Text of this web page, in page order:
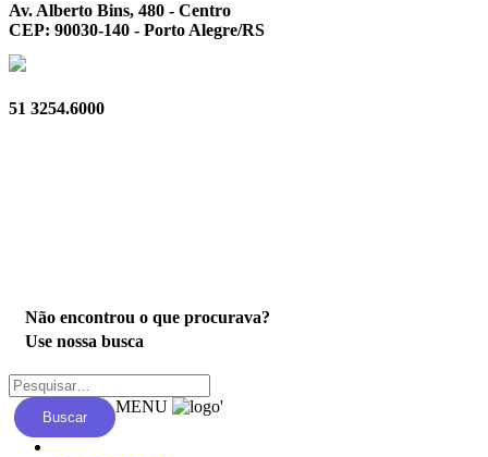
Av. Alberto Bins, 480 - Centro
CEP: 90030-140 - Porto Alegre/RS
51 3254.6000
Não encontrou o que procurava?
Use nossa busca
Buscar
MENU '